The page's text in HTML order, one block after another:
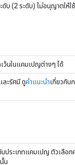
ดับ (2 ระดับ) ไม่อนุญาตให้ใช้
ว้นในแคมเปญต่างๆ ได้
ละรัศมี ดูคำแนะนำเกี่ยวกับ
บประเภทแคมเปญ ตัวเลือก
น